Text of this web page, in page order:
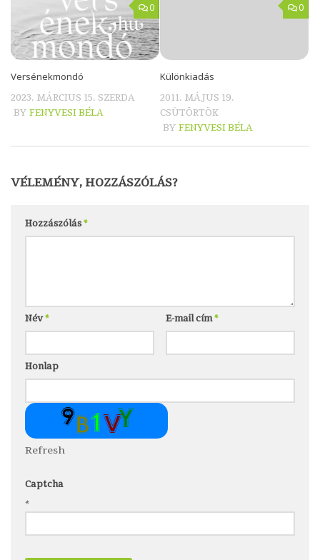
0
Versénekmondó
2023. MÁRCIUS 15. SZERDA
BY FENYVESI BÉLA
0
Különkiadás
2011. MÁJUS 19.
CSÜTÖRTÖK
BY FENYVESI BÉLA
VÉLEMÉNY, HOZZÁSZÓLÁS?
Hozzászólás*
Név* E-mail cím*
Honlap
Refresh
Captcha
*